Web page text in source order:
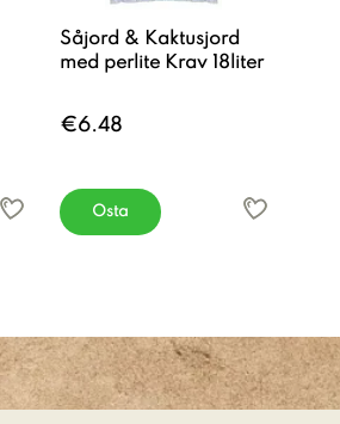
Såjord & Kaktusjord
med perlite Krav 18liter
€6.48
Osta